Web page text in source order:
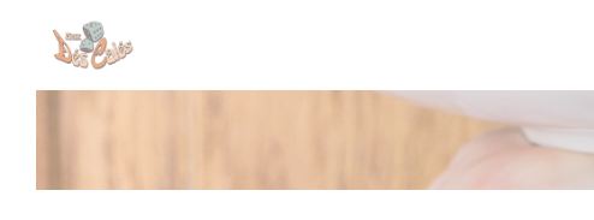
Personalización de sus opciones de cookies